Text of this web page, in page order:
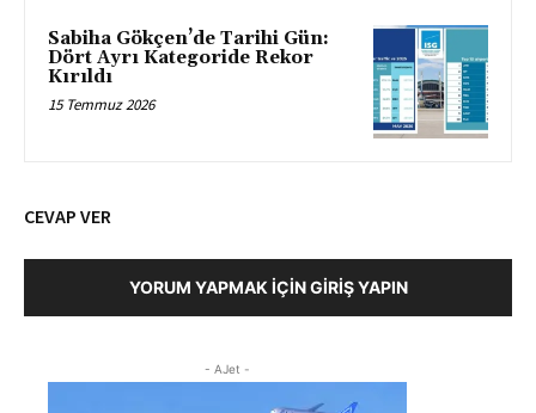
Sabiha Gökçen’de Tarihi Gün:
Dört Ayrı Kategoride Rekor
Kırıldı
15 Temmuz 2026
CEVAP VER
YORUM YAPMAK İÇIN GIRIŞ YAPIN
- AJet -